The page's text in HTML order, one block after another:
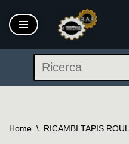
Vai
contenuto
Home \ RICAMBI TAPIS